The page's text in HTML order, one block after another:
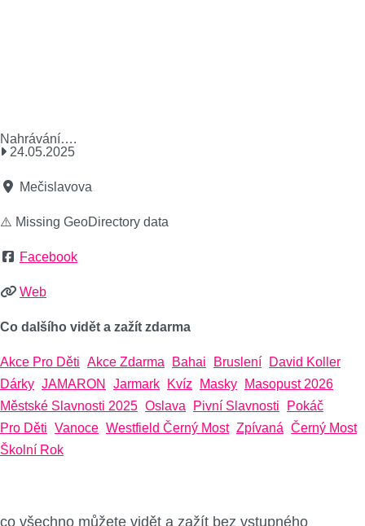
Nahrávání….
24.05.2025
Mečislavova
⚠️ Missing GeoDirectory data
Facebook
Web
Co dalšího vidět a zažít zdarma
Akce Pro Děti Akce Zdarma Bahai Bruslení
David Koller
Dárky JAMARON Jarmark Kvíz Masky
Masopust 2026
Městské Slavnosti 2025 Oslava Pivní Slavnosti
Pokáč
Pro Děti Vanoce Westfield Černý Most Zpívaná Černý Most
Školní Rok
co všechno můžete vidět a zažít bez vstupného